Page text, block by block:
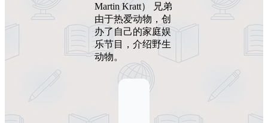
Martin Kratt） 兄弟
由于热爱动物，创
办了自己的家庭娱
乐节目，介绍野生
动物。